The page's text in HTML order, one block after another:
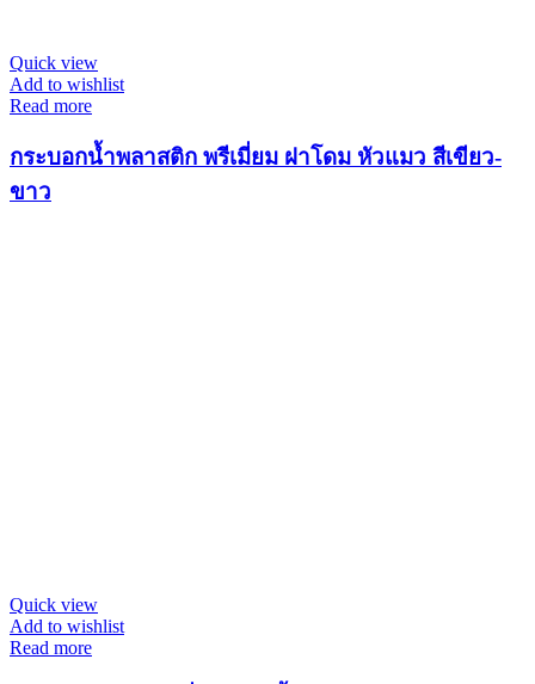
Quick view
Add to wishlist
Read more
กระบอกน้ำพลาสติก พรีเมี่ยม ฝาโดม หัวแมว สีเขียว-
ขาว
Quick view
Add to wishlist
Read more